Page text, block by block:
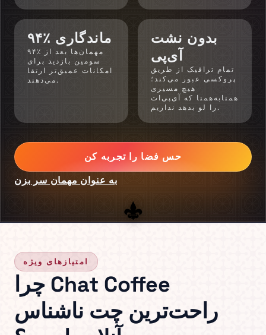
۹۴٪ ماندگاری
۹۴٪ مهمان‌ها بعد از
سومین بازدید برای
امکانات عمیق‌تر ارتقا
می‌دهند.
بدون نشت
آی‌پی
تمام ترافیک از طریق
پروکسی عبور می‌کند؛
هیچ مسیری
همتابه‌همتا که آی‌پی‌ات
را لو بدهد نداریم.
حس فضا را تجربه کن
به عنوان مهمان سر بزن
امتیازهای ویژه
چرا Chat Coffee
راحت‌ترین چت ناشناس